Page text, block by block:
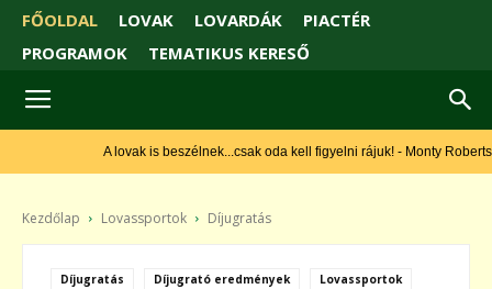
FŐOLDAL LOVAK LOVARDÁK
PIACTÉR
PROGRAMOK
TEMATIKUS KERESŐ
A lovak is beszélnek...csak oda kell figyelni rájuk! - Monty Roberts
Kezdőlap Lovassportok Díjugratás
Díjugratás Díjugrató eredmények Lovassportok